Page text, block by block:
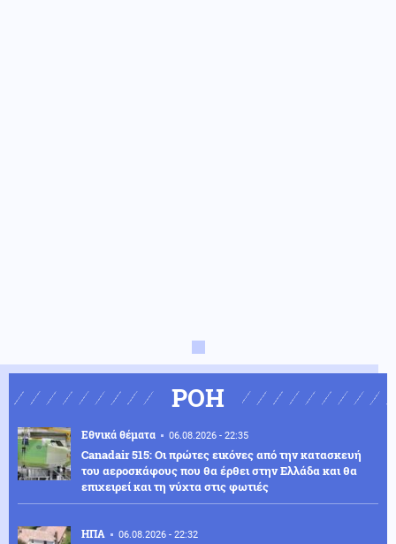
ΡΟΗ
Εθνικά θέματα 06.08.2026 - 22:35
Canadair 515: Οι πρώτες εικόνες από την κατασκευή
του αεροσκάφους που θα έρθει στην Ελλάδα και θα
επιχειρεί και τη νύχτα στις φωτιές
ΗΠΑ 06.08.2026 - 22:32